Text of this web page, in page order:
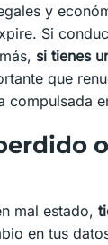
y
Si
si tienes
que
compulsada
mal estado,
en tus